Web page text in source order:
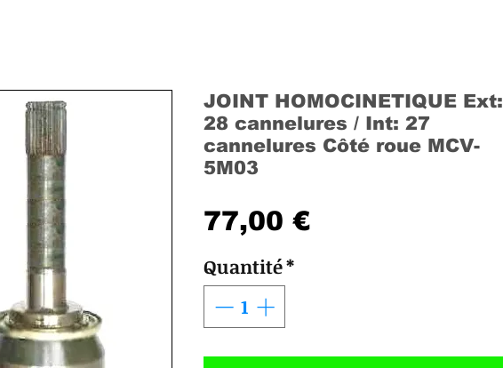
JOINT HOMOCINETIQUE Ext:
28 cannelures / Int: 27
cannelures Côté roue MCV-
5M03
77,00 €Prix
Quantité*